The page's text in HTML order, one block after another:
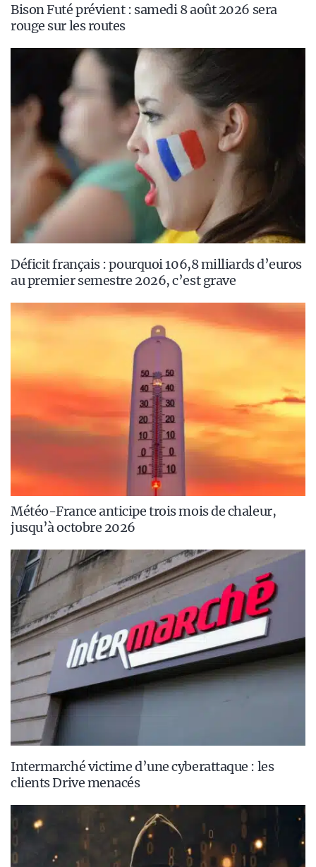
Bison Futé prévient : samedi 8 août 2026 sera
rouge sur les routes
Déficit français : pourquoi 106,8 milliards d’euros
au premier semestre 2026, c’est grave
Météo-France anticipe trois mois de chaleur,
jusqu’à octobre 2026
Intermarché victime d’une cyberattaque : les
clients Drive menacés